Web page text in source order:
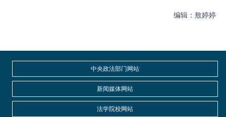
编辑：敖婷婷
中央政法部门网站
新闻媒体网站
法学院校网站